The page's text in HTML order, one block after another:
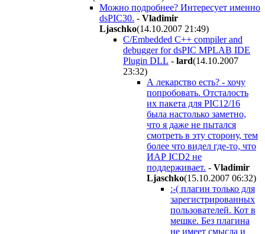
Можно подробнее? Интересует именно
dsPIC30. - Vladimir
Ljaschko(14.10.2007 21:49)
C/Embedded C++ compiler and
debugger for dsPIC MPLAB IDE
Plugin DLL - lard(14.10.2007
23:32)
А лекарство есть? - хочу
попробовать. Отсталость
их пакета для PIC12/16
была настолько заметно,
что я даже не пытался
смотреть в эту сторону, тем
более что видел где-то, что
ИАР ICD2 не
поддерживает. - Vladimir
Ljaschko(15.10.2007 06:32)
:-( плагин только для
зарегистрированных
пользователей. Кот в
мешке. Без плагина
не имеет смысла и